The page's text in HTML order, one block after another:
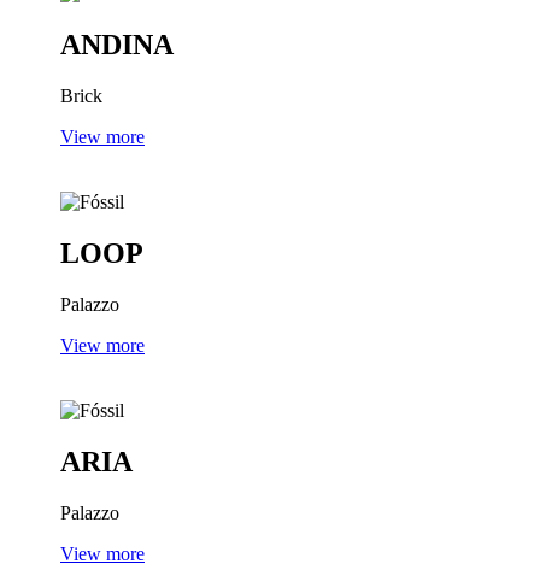
ANDINA
Brick
View more
LOOP
Palazzo
View more
ARIA
Palazzo
View more